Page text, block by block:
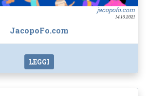
jacopofo.com
14.10.2021
JacopoFo.com
LEGGI